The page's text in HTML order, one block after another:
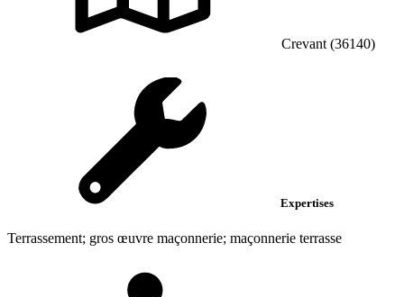
Crevant (36140)
Expertises
Terrassement; gros œuvre maçonnerie; maçonnerie terrasse